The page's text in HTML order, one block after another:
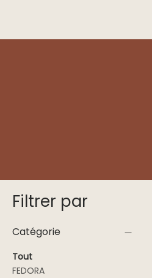
Filtrer par
Catégorie
Tout
FEDORA